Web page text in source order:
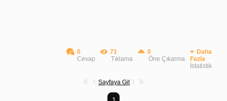
0
Cevap
71
Tıklama
0
Öne Çıkarma
Daha
Fazla
İstatistik
Sayfaya Git
1